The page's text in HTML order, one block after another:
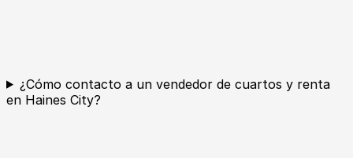
¿Cómo contacto a un vendedor de cuartos y renta
en Haines City?